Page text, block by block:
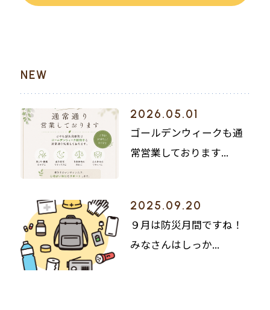
NEW
2026.05.01
ゴールデンウィークも通
常営業しております...
2025.09.20
９月は防災月間ですね！
みなさんはしっか...